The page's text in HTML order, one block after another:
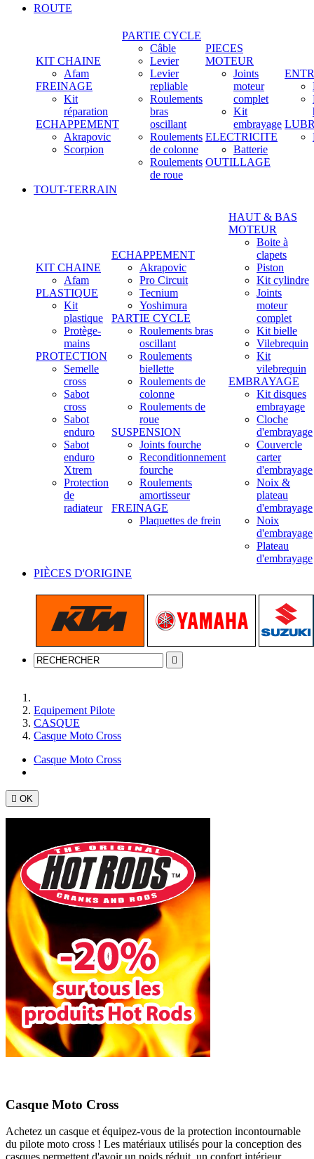
ROUTE
KIT CHAINE
Afam
FREINAGE
Kit
réparation
ECHAPPEMENT
Akrapovic
Scorpion
PARTIE CYCLE
Câble
Levier
Levier
repliable
Roulements
bras
oscillant
Roulements
de colonne
Roulements
de roue
PIECES
MOTEUR
Joints
moteur
complet
Kit
embrayage
ELECTRICITE
Batterie
OUTILLAGE
TOUT-TERRAIN
KIT CHAINE
Afam
PLASTIQUE
Kit
plastique
Protège-
mains
PROTECTION
Semelle
cross
Sabot
cross
Sabot
enduro
Sabot
enduro
Xtrem
Protection
de
radiateur
ECHAPPEMENT
Akrapovic
Pro Circuit
Tecnium
Yoshimura
PARTIE CYCLE
Roulements bras
oscillant
Roulements
biellette
Roulements de
colonne
Roulements de
roue
SUSPENSION
Joints fourche
Reconditionnement
fourche
Roulements
amortisseur
FREINAGE
Plaquettes de frein
HAUT & BAS
MOTEUR
Boite à
clapets
Piston
Kit cylindre
Joints
moteur
complet
Kit bielle
Vilebrequin
Kit
vilebrequin
EMBRAYAGE
Kit disques
embrayage
Cloche
d'embrayage
Couvercle
carter
d'embrayage
Noix &
plateau
d'embrayage
Noix
d'embrayage
Plateau
d'embrayage
PIÈCES D'ORIGINE

Equipement Pilote
CASQUE
Casque Moto Cross
Casque Moto Cross
 OK
Casque Moto Cross
Achetez un casque et équipez-vous de la protection incontournable
du pilote moto cross ! Les matériaux utilisés pour la conception des